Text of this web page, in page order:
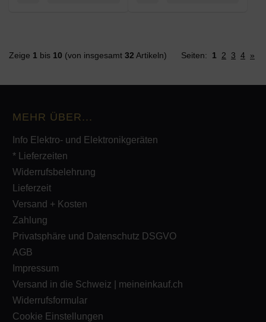
Zeige 1 bis 10 (von insgesamt 32 Artikeln) Seiten: 1 2 3 4 »
MEHR ÜBER...
Info Elektro- und Elektronikgeräten
* Lieferzeiten
Widerrufsbelehrung
Lieferzeit
Versand + Kosten
Zahlung
Privatsphäre und Datenschutz DSGVO
AGB
Impressum
Versand in die Schweiz | meineinkauf.ch
Widerrufsformular
Cookie Einstellungen